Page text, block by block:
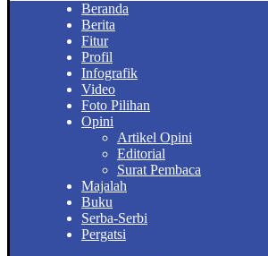
Beranda
Berita
Fitur
Profil
Infografik
Video
Foto Pilihan
Opini
Artikel Opini
Editorial
Surat Pembaca
Majalah
Buku
Serba-Serbi
Pergatsi